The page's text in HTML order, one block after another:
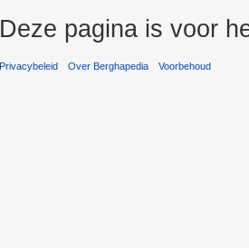
Deze pagina is voor
Privacybeleid Over Berghapedia Voorbehoud